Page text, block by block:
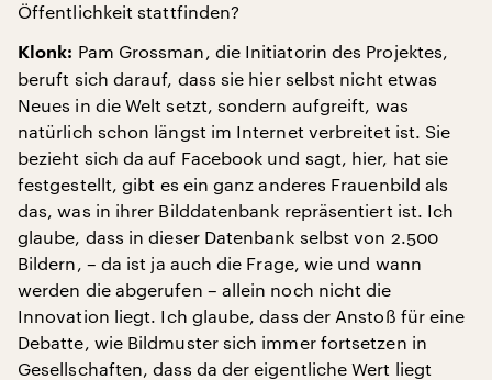
Öffentlichkeit stattfinden?
Klonk: Pam Grossman, die Initiatorin des Projektes,
beruft sich darauf, dass sie hier selbst nicht etwas
Neues in die Welt setzt, sondern aufgreift, was
natürlich schon längst im Internet verbreitet ist. Sie
bezieht sich da auf Facebook und sagt, hier, hat sie
festgestellt, gibt es ein ganz anderes Frauenbild als
das, was in ihrer Bilddatenbank repräsentiert ist. Ich
glaube, dass in dieser Datenbank selbst von 2.500
Bildern, – da ist ja auch die Frage, wie und wann
werden die abgerufen – allein noch nicht die
Innovation liegt. Ich glaube, dass der Anstoß für eine
Debatte, wie Bildmuster sich immer fortsetzen in
Gesellschaften, dass da der eigentliche Wert liegt